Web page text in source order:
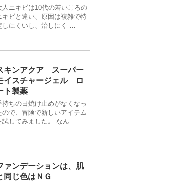
人ニキビは10代の若いころの
キビと違い、原因は複雑で特
しにくいし、治しにく …
キンアクア スーパー
イスチャージェル ロ
ト製薬
持ちの日焼け止めがなくなっ
ので、冒険で新しいアイテム
試してみました。 なん …
ァンデーションは、肌
同じ色はＮＧ